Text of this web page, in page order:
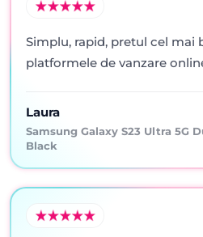
Simplu, rapid, pretul cel
platformele de vanzare
Laura
Samsung Galaxy S23 Ultra 5G
Black